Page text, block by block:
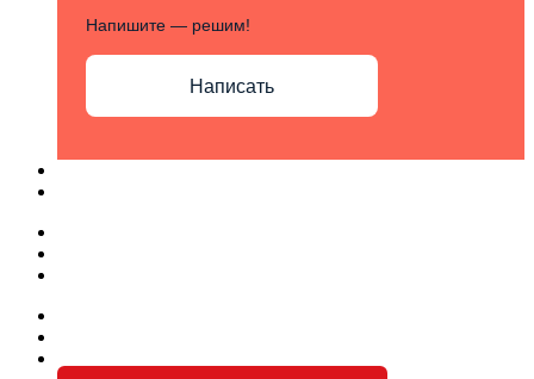
Напишите — решим!
Написать